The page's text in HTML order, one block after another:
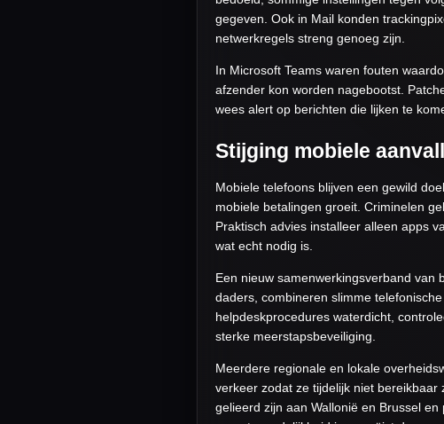
gegeven. Ook in Mail konden
netwerkregels streng genoeg zijn.
In Microsoft Teams waren fouten
afzender kon worden nagebootst.
wees alert op berichten die lijken te
Stijging mobiele
Mobiele telefoons blijven een gewild
mobiele betalingen groeit. Criminelen
Praktisch advies installeer alleen apps
wat echt nodig is.
Een nieuw samenwerkingsverband
daders, combineren slimme
helpdeskprocedures waterdicht,
sterke meerstapsbeveiliging.
Meerdere regionale en lokale
verkeer zodat ze tijdelijk niet
gelieerd zijn aan Wallonië en Brussel